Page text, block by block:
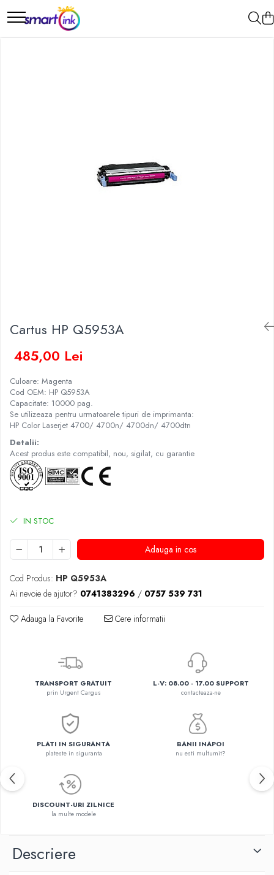
Cartus HP Q5953A
485,00 Lei
Culoare: Magenta
Cod OEM: HP Q5953A
Capacitate: 10000 pag.
Se utilizeaza pentru urmatoarele tipuri de imprimanta:
HP Color Laserjet 4700/ 4700n/ 4700dn/ 4700dtn
Detalii:
Acest produs este compatibil, nou, sigilat, cu garantie
IN STOC
Adauga in cos
Cod Produs: HP Q5953A
Ai nevoie de ajutor? 0741383296 / 0757 539 731
Adauga la Favorite Cere informatii
TRANSPORT GRATUIT
prin Urgent Cargus
L-V: 08.00 - 17.00 SUPPORT
contacteaza-ne
PLATI IN SIGURANTA
plateste in siguranta
BANII INAPOI
nu esti multumit?
DISCOUNT-URI ZILNICE
la multe modele
Descriere